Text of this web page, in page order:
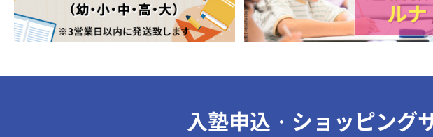
入塾申込・ショッピング